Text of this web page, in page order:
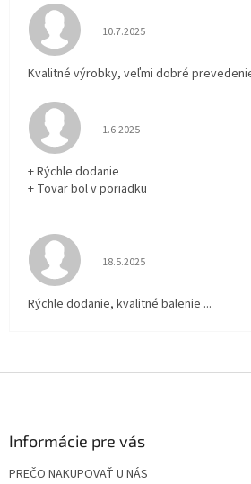
Hodnotenie obchodu je 5 z
10.7.2025
Kvalitné výrobky, veľmi dobré
Hodnotenie obchodu je 5 z
1.6.2025
+ Rýchle dodanie
+ Tovar bol v poriadku
Hodnotenie obchodu je 5 z
18.5.2025
Rýchle dodanie, kvalitné balenie ...
Informácie pre vás
PREČO NAKUPOVAŤ U NÁS